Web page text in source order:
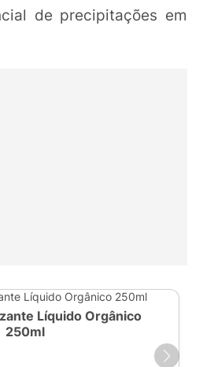
de precipitações em
Líquido Orgânico
250ml